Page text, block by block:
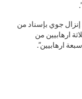
إنزال جوي بإسناد من
ارهابيين من
ارهابيين”.